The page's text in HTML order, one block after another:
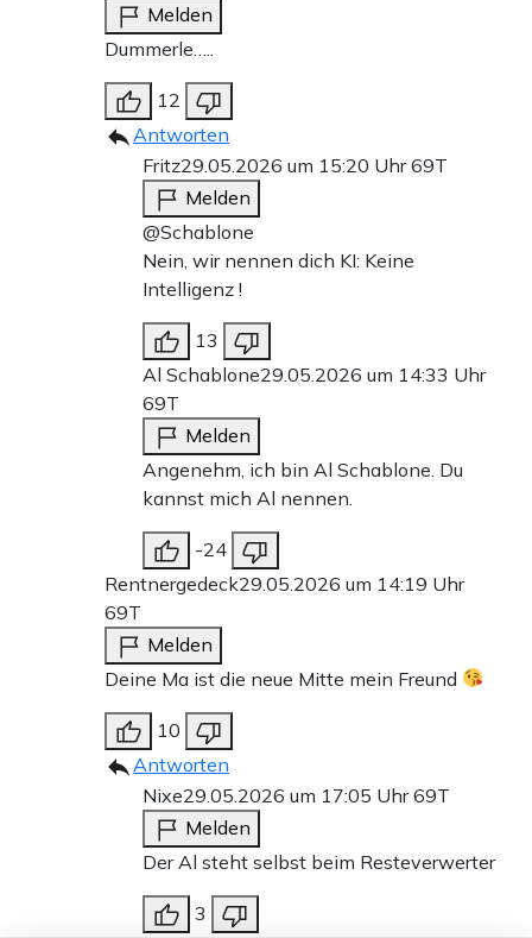
Melden
Dummerle…..
12
Antworten
Fritz29.05.2026 um 15:20 Uhr69T
Melden
@Schablone
Nein, wir nennen dich KI: Keine
Intelligenz !
13
Al Schablone29.05.2026 um 14:33 Uhr
69T
Melden
Angenehm, ich bin Al Schablone. Du
kannst mich Al nennen.
-24
Rentnergedeck29.05.2026 um 14:19 Uhr
69T
Melden
Deine Ma ist die neue Mitte mein Freund
10
Antworten
Nixe29.05.2026 um 17:05 Uhr69T
Melden
Der Al steht selbst beim Resteverwerter
3